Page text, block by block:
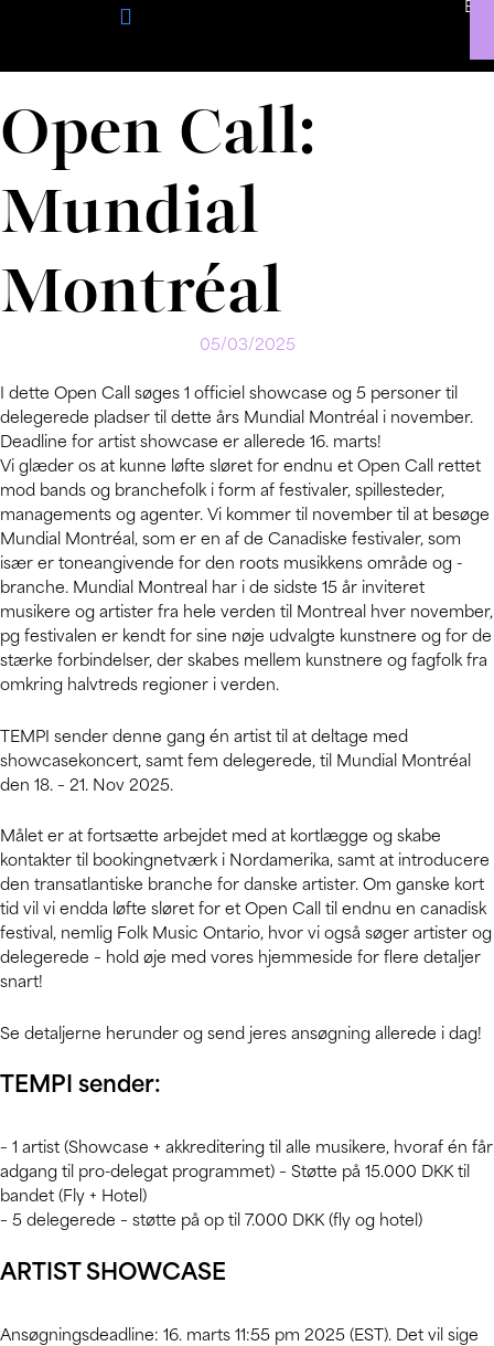
Open Call:
Mundial
Montréal
05/03/2025
I dette Open Call søges 1 officiel showcase og 5 personer til
delegerede pladser til dette års Mundial Montréal i november.
Deadline for artist showcase er allerede 16. marts!
Vi glæder os at kunne løfte sløret for endnu et Open Call rettet
mod bands og branchefolk i form af festivaler, spillesteder,
managements og agenter. Vi kommer til november til at besøge
Mundial Montréal, som er en af de Canadiske festivaler, som
især er toneangivende for den roots musikkens område og -
branche. Mundial Montreal har i de sidste 15 år inviteret
musikere og artister fra hele verden til Montreal hver november,
pg festivalen er kendt for sine nøje udvalgte kunstnere og for de
stærke forbindelser, der skabes mellem kunstnere og fagfolk fra
omkring halvtreds regioner i verden.
TEMPI sender denne gang én artist til at deltage med
showcasekoncert, samt fem delegerede, til Mundial Montréal
den 18. – 21. Nov 2025.
Målet er at fortsætte arbejdet med at kortlægge og skabe
kontakter til bookingnetværk i Nordamerika, samt at introducere
den transatlantiske branche for danske artister. Om ganske kort
tid vil vi endda løfte sløret for et Open Call til endnu en canadisk
festival, nemlig Folk Music Ontario, hvor vi også søger artister og
delegerede – hold øje med vores hjemmeside for flere detaljer
snart!
Se detaljerne herunder og send jeres ansøgning allerede i dag!
TEMPI sender:
– 1 artist (Showcase + akkreditering til alle musikere, hvoraf én får
adgang til pro-delegat programmet) – Støtte på 15.000 DKK til
bandet (Fly + Hotel)
– 5 delegerede – støtte på op til 7.000 DKK (fly og hotel)
ARTIST SHOWCASE
Ansøgningsdeadline: 16. marts 11:55 pm 2025 (EST). Det vil sige